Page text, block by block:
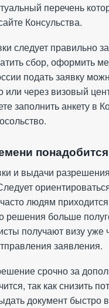
перечень
Консульства.
следует правильно
сбор, оформить
подать заявку
или через визовый
заполнить анкету в
понадобится
и выдачи
людям
решения больше
получают визу уже
заявления.
срочно за
так как снизить
документ быстро